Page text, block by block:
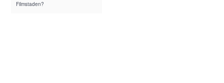
Filmstaden?